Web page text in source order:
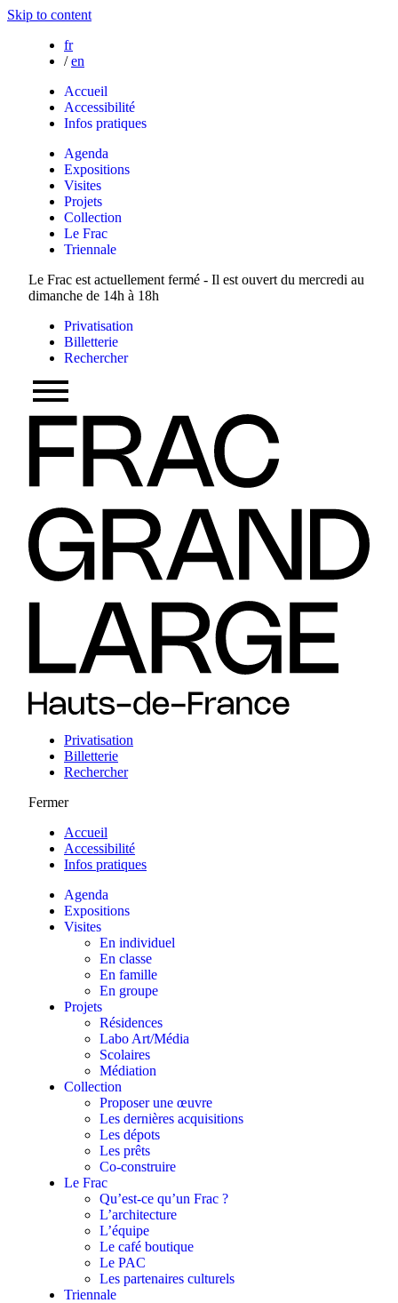
Skip to content
fr
/ en
Accueil
Accessibilité
Infos pratiques
Agenda
Expositions
Visites
Projets
Collection
Le Frac
Triennale
Le Frac est actuellement fermé - Il est ouvert du mercredi au
dimanche de 14h à 18h
Privatisation
Billetterie
Rechercher
Privatisation
Billetterie
Rechercher
Fermer
Accueil
Accessibilité
Infos pratiques
Agenda
Expositions
Visites
En individuel
En classe
En famille
En groupe
Projets
Résidences
Labo Art/Média
Scolaires
Médiation
Collection
Proposer une œuvre
Les dernières acquisitions
Les dépots
Les prêts
Co-construire
Le Frac
Qu’est-ce qu’un Frac ?
L’architecture
L’équipe
Le café boutique
Le PAC
Les partenaires culturels
Triennale